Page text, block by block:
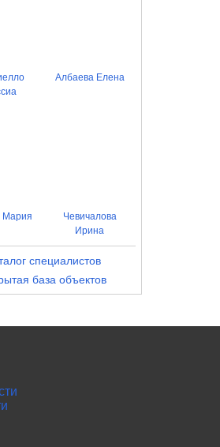
Албаева Елена
Мария
Чевичалова
Ирина
специалистов
база объектов